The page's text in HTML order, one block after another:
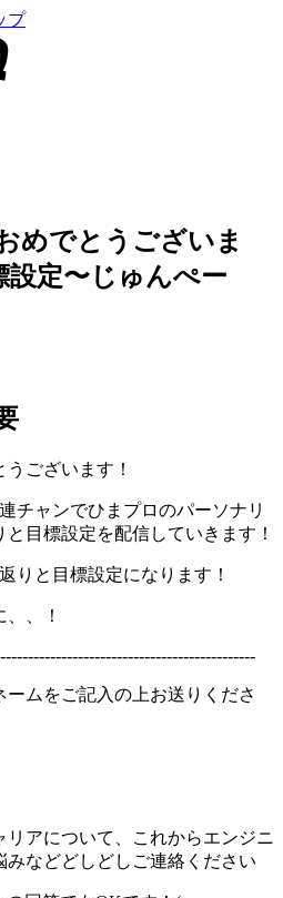
プ
めでとうございま
設定〜じゅんぺー
ございます！
チャンでひまプロのパーソナリ
目標設定を配信していきます！
りと目標設定になります！
、！
ムをご記入の上お送りくださ
アについて、これからエンジニ
などどしどしご連絡ください